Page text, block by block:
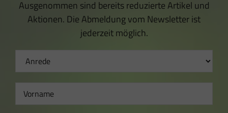
Ausgenommen sind bereits reduzierte Artikel und
Aktionen. Die Abmeldung vom Newsletter ist
jederzeit möglich.
Newsletter
Anmeldung